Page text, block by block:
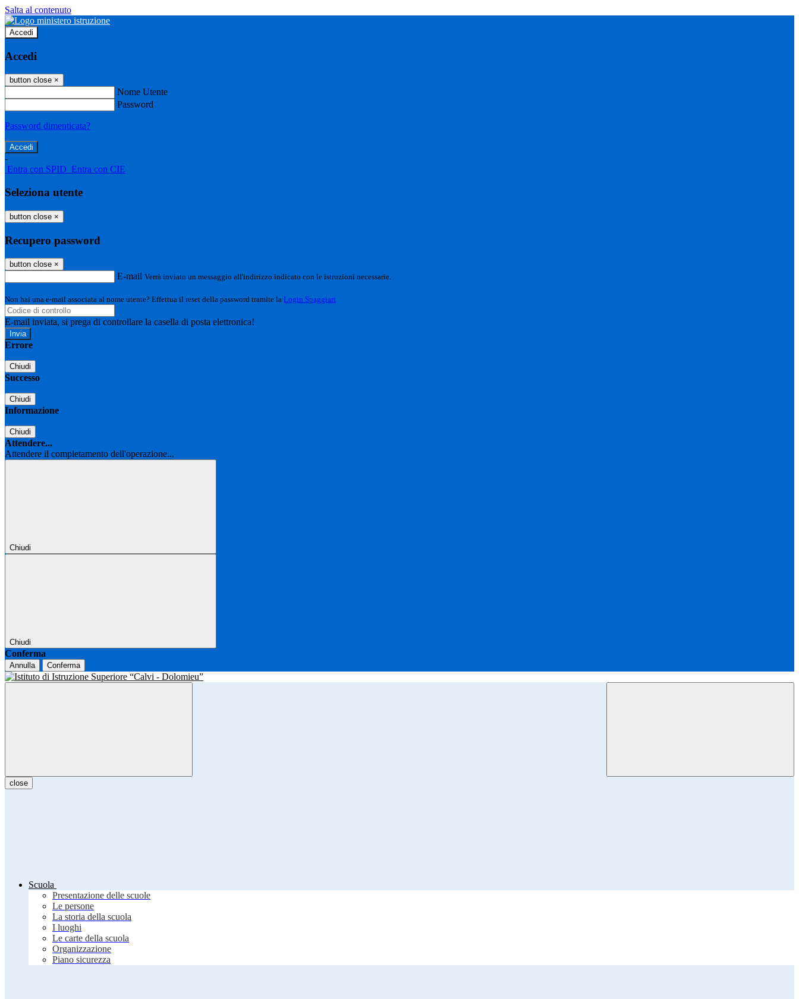
Salta al contenuto
Accedi
Accedi
button close ×
Nome Utente
Password
Password dimenticata?
-
Entra con SPID Entra con CIE
Seleziona utente
button close ×
Recupero password
button close ×
E-mail Verrà inviato un messaggio all'indirizzo indicato con le istruzioni necessarie.
Non hai una e-mail associata al nome utente? Effettua il reset della password tramite la Login Spaggiari
E-mail inviata, si prega di controllare la casella di posta elettronica!
Errore
Chiudi
Successo
Chiudi
Informazione
Chiudi
Attendere...
Attendere il completamento dell'operazione...
Chiudi
Chiudi
Conferma
Annulla Conferma
close
Scuola
Presentazione delle scuole
Le persone
La storia della scuola
I luoghi
Le carte della scuola
Organizzazione
Piano sicurezza